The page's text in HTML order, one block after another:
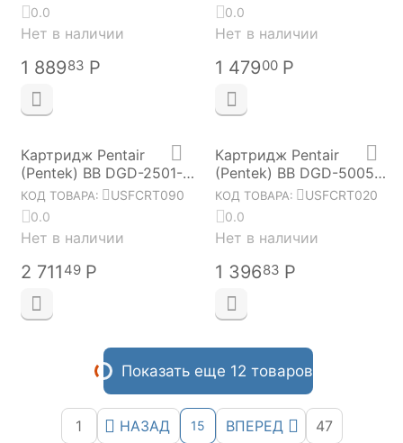
0.0
Нет в наличии
1 88983 Р
0.0
Нет в наличии
1 47900 Р
Картридж Pentair
(Pentek) BB DGD-2501-20
USFCRT090
КОД ТОВАРА:
USFCRT090
0.0
Нет в наличии
2 711 49 Р
Картридж Pentair
(Pentek) BB DGD-5005
USFCRT020
КОД ТОВАРА:
USFCRT020
0.0
Нет в наличии
1 39683 Р
Показать еще 12 товаров
1 НАЗАД 15 ВПЕРЕД 47